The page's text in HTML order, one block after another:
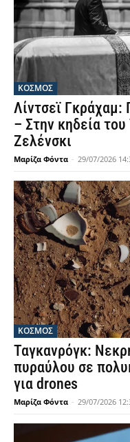
ΚΟΣΜΟΣ
Λίντσεϊ Γκράχαμ:
– Στην κηδεία
Ζελένσκι
Μαρίζα Φόντα - 29/07/2026
ΚΟΣΜΟΣ
Ταγκανρόγκ:
πυραύλου σε
για drones
Μαρίζα Φόντα - 29/07/2026